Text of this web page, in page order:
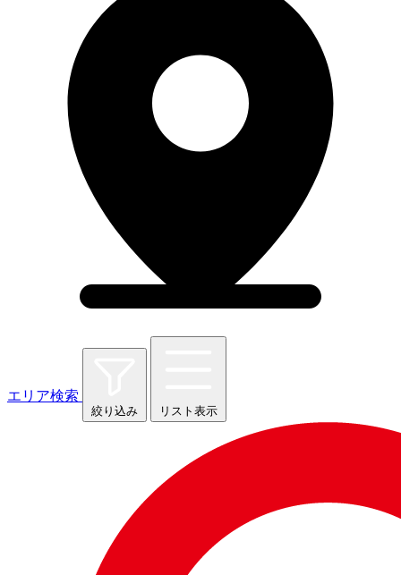
エリア検索
絞り込み リスト表示